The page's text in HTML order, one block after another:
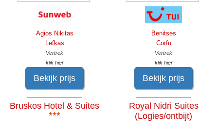
Agios Nikitas
Lefkas
Vertrek
klik hier
Bekijk prijs
Benitses
Corfu
Vertrek
klik hier
Bekijk prijs
Bruskos Hotel & Suites
***
Royal Nidri Suites
(Logies/ontbijt)